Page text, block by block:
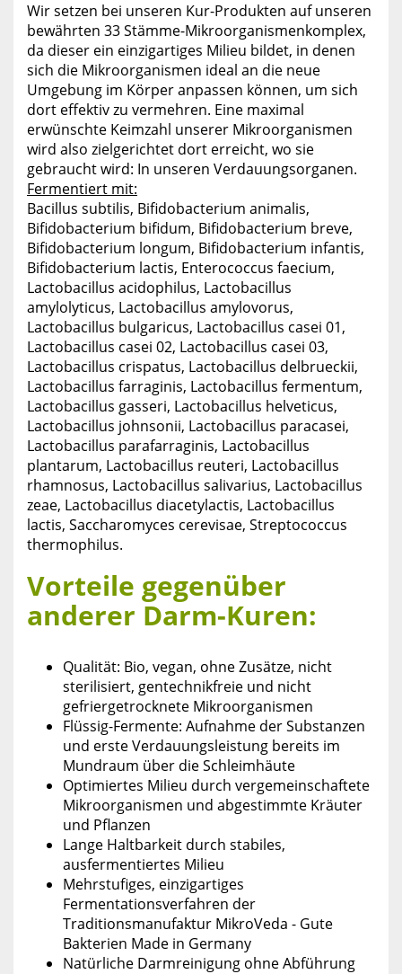
Wir setzen bei unseren Kur-Produkten auf unseren
bewährten 33 Stämme-Mikroorganismenkomplex,
da dieser ein einzigartiges Milieu bildet, in denen
sich die Mikroorganismen ideal an die neue
Umgebung im Körper anpassen können, um sich
dort effektiv zu vermehren. Eine maximal
erwünschte Keimzahl unserer Mikroorganismen
wird also zielgerichtet dort erreicht, wo sie
gebraucht wird: In unseren Verdauungsorganen.
Fermentiert mit:
Bacillus subtilis, Bifidobacterium animalis,
Bifidobacterium bifidum, Bifidobacterium breve,
Bifidobacterium longum, Bifidobacterium infantis,
Bifidobacterium lactis, Enterococcus faecium,
Lactobacillus acidophilus, Lactobacillus
amylolyticus, Lactobacillus amylovorus,
Lactobacillus bulgaricus, Lactobacillus casei 01,
Lactobacillus casei 02, Lactobacillus casei 03,
Lactobacillus crispatus, Lactobacillus delbrueckii,
Lactobacillus farraginis, Lactobacillus fermentum,
Lactobacillus gasseri, Lactobacillus helveticus,
Lactobacillus johnsonii, Lactobacillus paracasei,
Lactobacillus parafarraginis, Lactobacillus
plantarum, Lactobacillus reuteri, Lactobacillus
rhamnosus, Lactobacillus salivarius, Lactobacillus
zeae, Lactobacillus diacetylactis, Lactobacillus
lactis, Saccharomyces cerevisae, Streptococcus
thermophilus.
Vorteile gegenüber
anderer Darm-Kuren:
Qualität: Bio, vegan, ohne Zusätze, nicht
sterilisiert, gentechnikfreie und nicht
gefriergetrocknete Mikroorganismen
Flüssig-Fermente: Aufnahme der Substanzen
und erste Verdauungsleistung bereits im
Mundraum über die Schleimhäute
Optimiertes Milieu durch vergemeinschaftete
Mikroorganismen und abgestimmte Kräuter
und Pflanzen
Lange Haltbarkeit durch stabiles,
ausfermentiertes Milieu
Mehrstufiges, einzigartiges
Fermentationsverfahren der
Traditionsmanufaktur MikroVeda - Gute
Bakterien Made in Germany
Natürliche Darmreinigung ohne Abführung